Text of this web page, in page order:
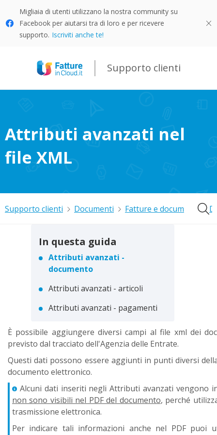
Migliaia di utenti utilizzano la nostra community su
Facebook per aiutarsi tra di loro e per ricevere
supporto. Iscriviti anche te!
Supporto clienti
Attributi avanzati nel
file XML
Supporto clienti Documenti Fatture e documenti
In questa guida
Attributi avanzati -
documento
Attributi avanzati - articoli
Attributi avanzati - pagamenti
È possibile aggiungere diversi campi al file xml dei
previsto dal tracciato dell'Agenzia delle Entrate.
Questi dati possono essere aggiunti in punti diversi
documento elettronico.
ℹ️
Alcuni dati inseriti negli Attributi avanzati vengono
non sono visibili nel PDF del documento, perché
trasmissione elettronica.
Per indicare tali informazioni anche nel PDF puoi